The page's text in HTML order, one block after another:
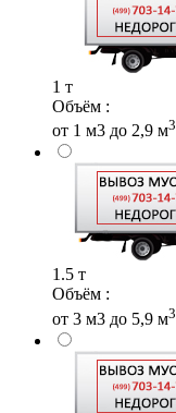
1 т
Объём :
от 1 м3 до 2,9 м3
1.5 т
Объём :
от 3 м3 до 5,9 м3